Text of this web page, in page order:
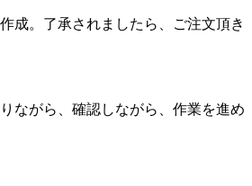
成。了承されましたら、ご注文頂き
ながら、確認しながら、作業を進め